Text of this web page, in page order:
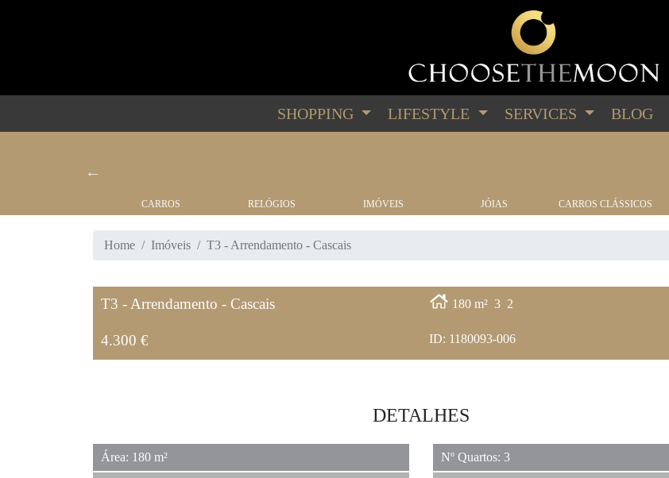
SHOPPING LIFESTYLE SERVICES BLOG
CARROS RELÓGIOS IMÓVEIS JÓIAS CARROS CLÁSSICOS
Home Imóveis T3 - Arrendamento - Cascais
T3 - Arrendamento - Cascais 180 m² 3 2
4.300 € ID: 1180093-006
DETALHES
Área: 180 m² Nº Quartos: 3